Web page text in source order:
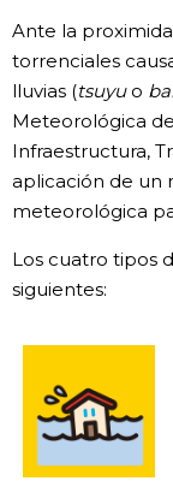
Blog
Tokio
Avisos
Ante la
torrenciales
lluvias (tsuyuo
Meteorológica
Infraestructura,
aplicación de un
meteorológica
Los cuatro tipos
siguientes: